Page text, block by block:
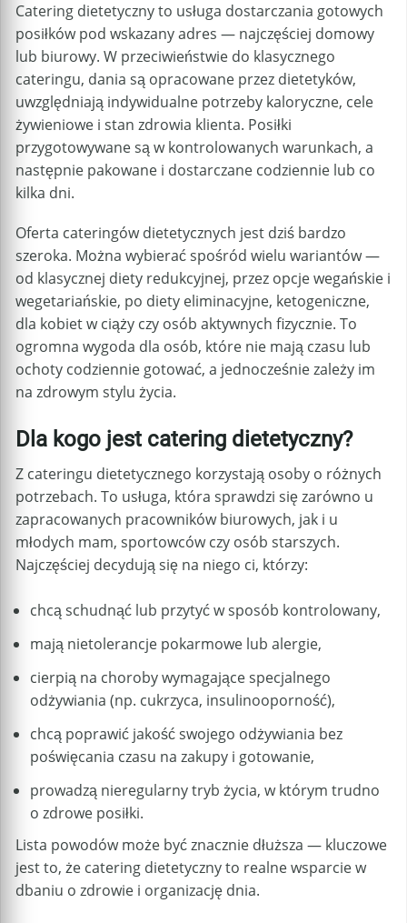
Catering dietetyczny to usługa dostarczania gotowych
posiłków pod wskazany adres — najczęściej domowy
lub biurowy. W przeciwieństwie do klasycznego
cateringu, dania są opracowane przez dietetyków,
uwzględniają indywidualne potrzeby kaloryczne, cele
żywieniowe i stan zdrowia klienta. Posiłki
przygotowywane są w kontrolowanych warunkach, a
następnie pakowane i dostarczane codziennie lub co
kilka dni.
Oferta cateringów dietetycznych jest dziś bardzo
szeroka. Można wybierać spośród wielu wariantów —
od klasycznej diety redukcyjnej, przez opcje wegańskie i
wegetariańskie, po diety eliminacyjne, ketogeniczne,
dla kobiet w ciąży czy osób aktywnych fizycznie. To
ogromna wygoda dla osób, które nie mają czasu lub
ochoty codziennie gotować, a jednocześnie zależy im
na zdrowym stylu życia.
Dla kogo jest catering dietetyczny?
Z cateringu dietetycznego korzystają osoby o różnych
potrzebach. To usługa, która sprawdzi się zarówno u
zapracowanych pracowników biurowych, jak i u
młodych mam, sportowców czy osób starszych.
Najczęściej decydują się na niego ci, którzy:
chcą schudnąć lub przytyć w sposób kontrolowany,
mają nietolerancje pokarmowe lub alergie,
cierpią na choroby wymagające specjalnego
odżywiania (np. cukrzyca, insulinooporność),
chcą poprawić jakość swojego odżywiania bez
poświęcania czasu na zakupy i gotowanie,
prowadzą nieregularny tryb życia, w którym trudno
o zdrowe posiłki.
Lista powodów może być znacznie dłuższa — kluczowe
jest to, że catering dietetyczny to realne wsparcie w
dbaniu o zdrowie i organizację dnia.